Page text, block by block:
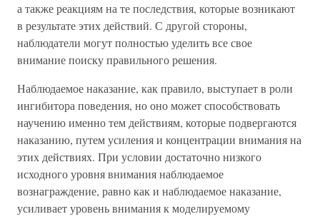
а также реакциям на те последствия, которые возникают
в результате этих действий. С другой стороны,
наблюдатели могут полностью уделить все свое
внимание поиску правильного решения.
Наблюдаемое наказание, как правило, выступает в роли
ингибитора поведения, но оно может способствовать
научению именно тем действиям, которые подвергаются
наказанию, путем усиления и концентрации внимания на
этих действиях. При условии достаточно низкого
исходного уровня внимания наблюдаемое
вознаграждение, равно как и наблюдаемое наказание,
усиливает уровень внимания к моделируемому